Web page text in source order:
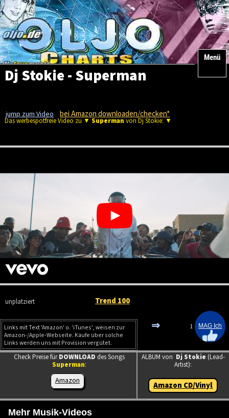
Menü
Dj Stokie - Superman
jump zum Video bei Amazon downloaden/checken*
Das werbespotfreie Video zu ▼ Superman von Dj Stokie: ▼
unplatziert Trend 100
Links mit Text 'Amazon' o. 'iTunes', weisen zur
Amazon-/Apple-Webseite. Käufe über solche
Links werden uns mit Provision vergütet.
⇒ 1
Check Preise fürDOWNLOAD des Songs
Superman:
Amazon
ALBUM von Dj Stokie (Lead-
Artist):
Amazon CD/Vinyl
Mehr Musik-Videos